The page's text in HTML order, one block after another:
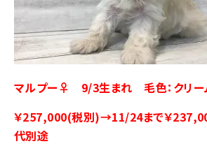
マルプー♀ 9/3生まれ 毛色：クリー
￥257,000(税別)→11/24まで￥
代別途